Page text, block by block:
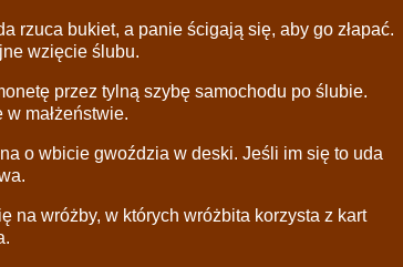
rzuca bukiet, a panie ścigają się, aby go złapać.
wzięcie ślubu.
przez tylną szybę samochodu po ślubie.
małżeństwie.
o wbicie gwoździa w deski. Jeśli im się to uda
na wróżby, w których wróżbita korzysta z kart